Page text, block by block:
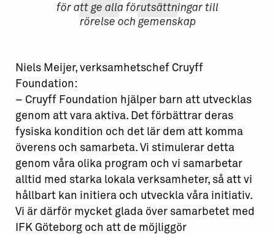
för att ge alla förutsättningar till
rörelse och gemenskap
Niels Meijer, verksamhetschef Cruyff
Foundation:
– Cruyff Foundation hjälper barn att utvecklas
genom att vara aktiva. Det förbättrar deras
fysiska kondition och det lär dem att komma
överens och samarbeta. Vi stimulerar detta
genom våra olika program och vi samarbetar
alltid med starka lokala verksamheter, så att vi
hållbart kan initiera och utveckla våra initiativ.
Vi är därför mycket glada över samarbetet med
IFK Göteborg och att de möjliggör